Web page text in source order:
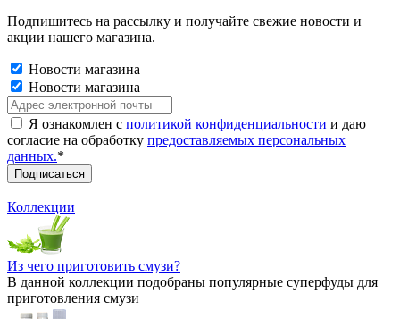
Подпишитесь на рассылку и получайте свежие новости и
акции нашего магазина.
Новости магазина
Новости магазина
Я ознакомлен с политикой конфиденциальности и даю
согласие на обработку предоставляемых персональных
данных.*
Коллекции
Из чего приготовить смузи?
В данной коллекции подобраны популярные суперфуды для
приготовления смузи